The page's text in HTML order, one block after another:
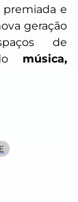
premiada e
geração
de
música,